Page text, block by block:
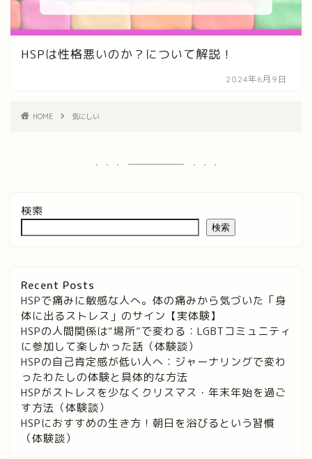
HSPは性格悪いのか？について解説！
2024年6月9日
HOME 気にしい
検索
検索
Recent Posts
HSPで痛みに敏感な人へ。体の痛みから気づいた「身
体に出るストレス」のサイン【実体験】
HSPの人間関係は“場所”で変わる：LGBTコミュニティ
に参加して楽しかった話（体験談）
HSPの自己肯定感が低い人へ：ジャーナリングで変わ
ったわたしの体験と具体的な方法
HSPがストレスを少なくクリスマス・年末年始を過ご
す方法（体験談）
HSPにおすすめの生き方！朝日を浴びるという習慣
（体験談）